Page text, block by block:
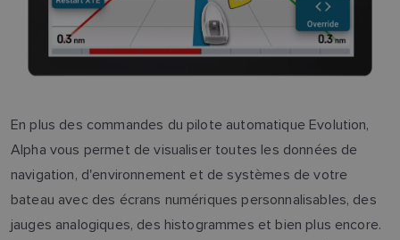
En plus des commandes du pilote automatique Evolution,
Alpha vous permet de visualiser toutes les données de
navigation, d'environnement et de systèmes de votre
bateau avec des écrans numériques personnalisables, des
jauges analogiques, des histogrammes et bien plus encore.